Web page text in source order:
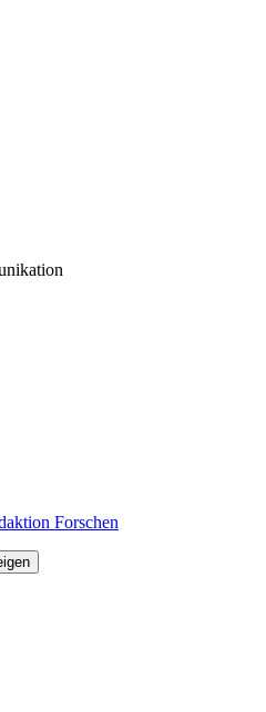
Forschen